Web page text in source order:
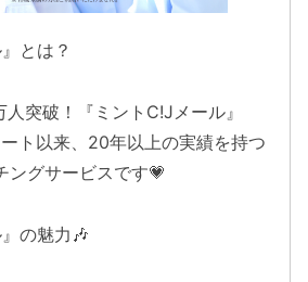
とは？
突破！『ミントC!Jメール』
ト以来、20年以上の実績を持つ
ングサービスです💗
の魅力🎶